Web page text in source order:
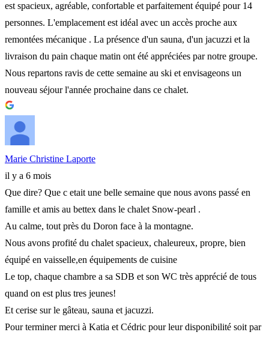
est spacieux, agréable, confortable et parfaitement équipé pour 14
personnes. L'emplacement est idéal avec un accès proche aux
remontées mécanique . La présence d'un sauna, d'un jacuzzi et la
livraison du pain chaque matin ont été appréciées par notre groupe.
Nous repartons ravis de cette semaine au ski et envisageons un
nouveau séjour l'année prochaine dans ce chalet.
Marie Christine Laporte
il y a 6 mois
Que dire? Que c etait une belle semaine que nous avons passé en
famille et amis au bettex dans le chalet Snow-pearl .
Au calme, tout près du Doron face à la montagne.
Nous avons profité du chalet spacieux, chaleureux, propre, bien
équipé en vaisselle,en équipements de cuisine
Le top, chaque chambre a sa SDB et son WC très apprécié de tous
quand on est plus tres jeunes!
Et cerise sur le gâteau, sauna et jacuzzi.
Pour terminer merci à Katia et Cédric pour leur disponibilité soit par